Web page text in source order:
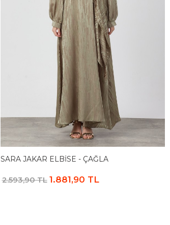
SARA JAKAR ELBISE - ÇAĞLA
2.593,90 TL 1.881,90 TL